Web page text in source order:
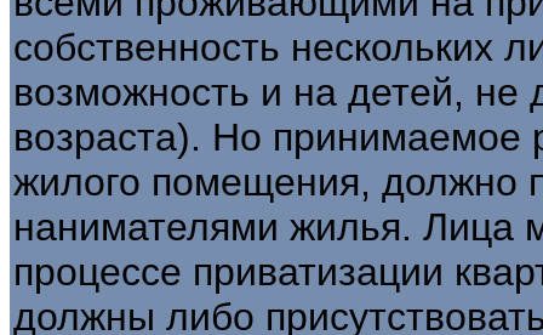
собственность нескольких
возможность и на детей, не
возраста). Но принимаемое
жилого помещения, должно
нанимателями жилья. Лица
процессе приватизации
должны либо